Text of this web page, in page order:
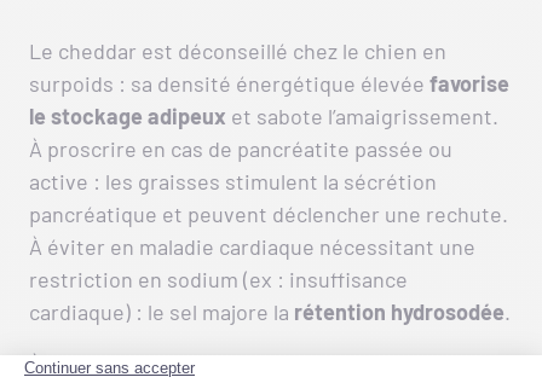
Le cheddar est déconseillé chez le chien en
surpoids : sa densité énergétique élevée favorise
le stockage adipeux et sabote l’amaigrissement.
À proscrire en cas de pancréatite passée ou
active : les graisses stimulent la sécrétion
pancréatique et peuvent déclencher une rechute.
À éviter en maladie cardiaque nécessitant une
restriction en sodium (ex : insuffisance
cardiaque) : le sel majore la rétention hydrosodée.
À éviter en insuffisance rénale : phosphore et